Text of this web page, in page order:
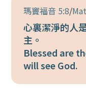
瑪竇福音 5:8/
心裏潔淨的人
主。
Blessed are
will see God.